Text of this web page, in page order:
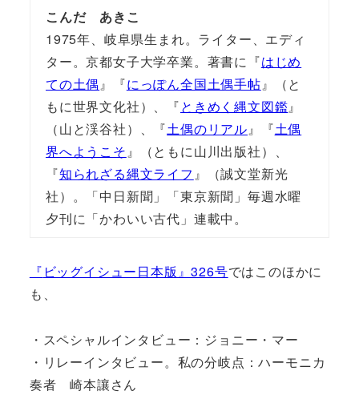
こんだ あきこ
1975年、岐阜県生まれ。ライター、エディ
ター。京都女子大学卒業。著書に『はじめ
ての土偶』『にっぽん全国土偶手帖』（と
もに世界文化社）、『ときめく縄文図鑑』
（山と渓谷社）、『土偶のリアル』『土偶
界へようこそ』（ともに山川出版社）、
『知られざる縄文ライフ 』（誠文堂新光
社）。「中日新聞」「東京新聞」毎週水曜
夕刊に「かわいい古代」連載中。
『 ビッグイシュー日本版』326号ではこのほかに
も、
・スペシャルインタビュー：ジョニー・マー
・リレーインタビュー。私の分岐点：ハーモニカ
奏者 崎本讓さん